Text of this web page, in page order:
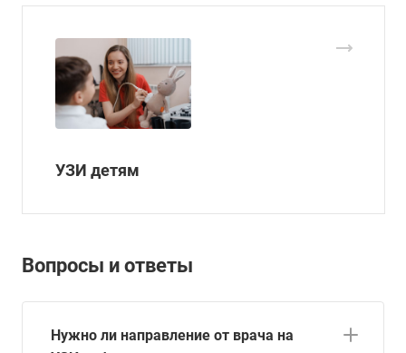
УЗИ детям
Вопросы и ответы
Нужно ли направление от врача на